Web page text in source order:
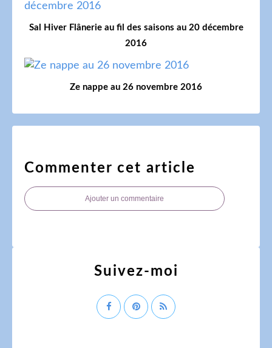
Sal Hiver Flânerie au fil des saisons au 20 décembre
2016
Ze nappe au 26 novembre 2016
Commenter cet article
Ajouter un commentaire
Suivez-moi